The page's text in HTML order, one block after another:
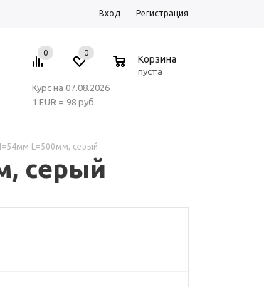
Вход Регистрация
0 0
Корзина
пуста
Курс на 07.08.2026
1 EUR = 98 руб.
L=500мм, серый
серый